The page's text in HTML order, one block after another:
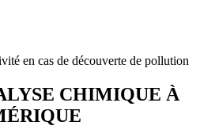
en cas de découverte de pollution
CHIMIQUE À